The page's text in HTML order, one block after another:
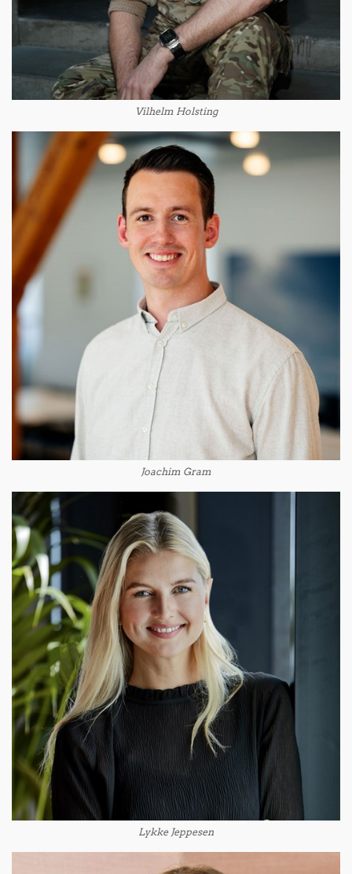
Vilhelm Holsting
Joachim Gram
Lykke Jeppesen